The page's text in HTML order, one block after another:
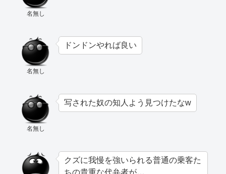
名無し
名無し
ドンドンやれば良い
名無し
写された奴の知人よう見つけたなw
クズに我慢を強いられる普通の乗客た
ちの貴重な代弁者が…